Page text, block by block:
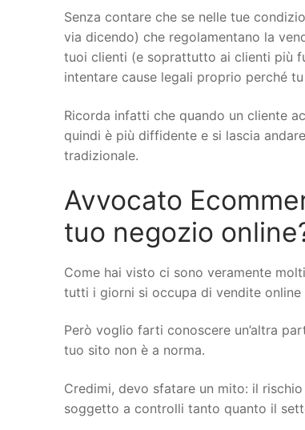
Senza contare che se nelle tue
via dicendo) che regolamentano la
tuoi clienti (e soprattutto ai clienti più
intentare cause legali proprio perché
Ricorda infatti che quando un cliente
quindi è più diffidente e si lascia
tradizionale.
Avvocato
tuo negozio
Come hai visto ci sono veramente
tutti i giorni si occupa di vendite
Però voglio farti conoscere un’altra
tuo sito non è a norma.
Credimi, devo sfatare un mito: il
soggetto a controlli tanto quanto il